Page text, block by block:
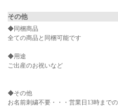
その他
◆同梱商品
全ての商品と同梱可能です
◆用途
ご出産のお祝いなど
◆その他
お名前刺繍不要・・・営業日13時まで